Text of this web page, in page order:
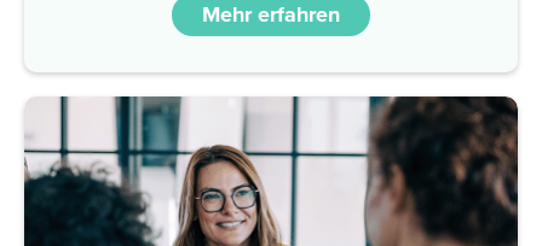
Mehr erfahren